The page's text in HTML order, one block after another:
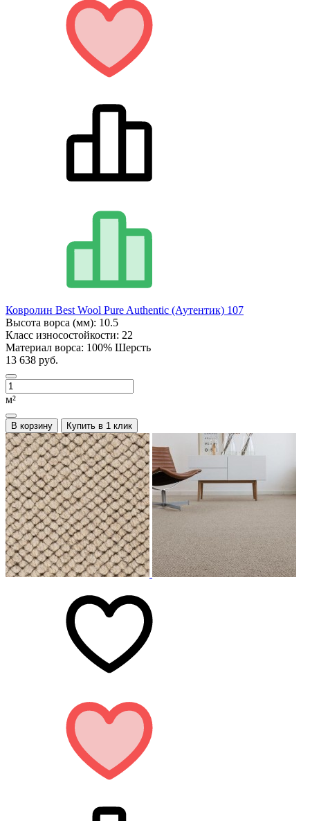
Ковролин Best Wool Pure Authentic (Аутентик) 107
Высота ворса (мм): 10.5
Класс износостойкости: 22
Материал ворса: 100% Шерсть
13 638 руб.
м²
В корзину Купить в 1 клик